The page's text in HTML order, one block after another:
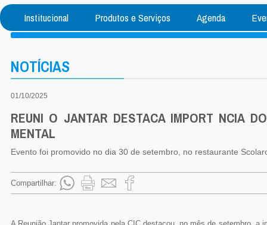
Institucional Produtos e Serviços Agenda
NOTÍCIAS
01/10/2025
REUNI O JANTAR DESTACA IMPORT NCIA
MENTAL
Evento foi promovido no dia 30 de setembro, no restaurante
Compartilhar: